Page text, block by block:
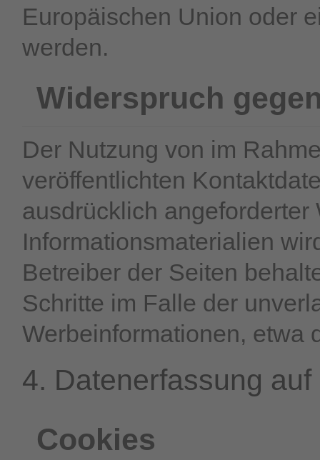
Europäischen Union oder
werden.
Widerspruch
Der Nutzung von im
veröffentlichten
ausdrücklich angeforderter
Informationsmaterialien
Betreiber der Seiten
Schritte im Falle der
Werbeinformationen, etwa
4. Datenerfassung
Cookies